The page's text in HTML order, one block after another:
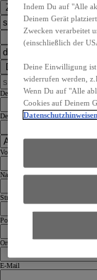
Zu den Kontaktdaten
Dealer Finder
Dealer Country
Dealer Language
Vorname
Nachname
Straße
Postleitzahl
Ort
E-Mail
Indem Du auf "Alle
Deinem Gerät
Zwecken verarbeitet
(einschließlich der
Deine Einwilligung
widerrufen werden,
Wenn Du auf "Alle
Cookies auf Deinem
Datenschutzhinweisen